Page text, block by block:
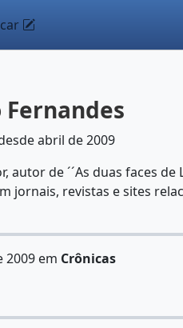
Fernandes
abril de 2009
autor de ´´As duas faces
jornais, revistas e sites
2009 em Crônicas